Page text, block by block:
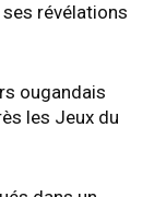
ses révélations
ougandais
les Jeux du